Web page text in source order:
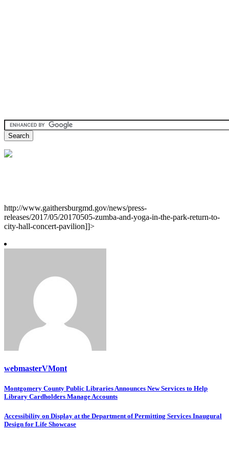
http://www.gaithersburgmd.gov/news/press-
releases/2017/05/20170505-zumba-and-yoga-in-the-park-return-to-
city-hall-concert-pavilion]]>
webmasterVMont
Post
navigation
Montgomery County Public Libraries Announces New Services to Help
Library Cardholders Manage Accounts
Accessibility on Display at the Department of Permitting Services Inaugural
Design for Life Showcase